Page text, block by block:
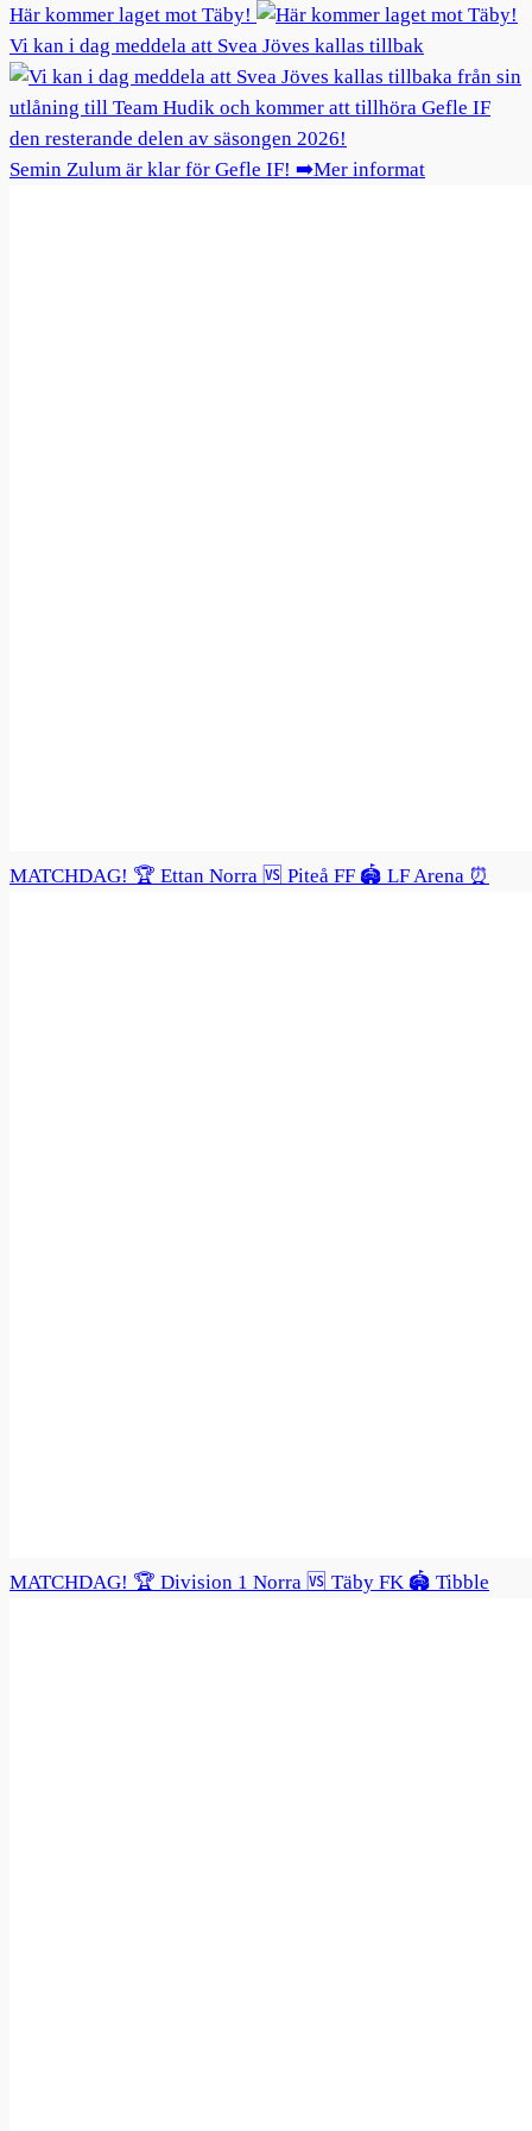
Här kommer laget mot Täby!
Vi kan i dag meddela att Svea Jöves kallas tillbak
Semin Zulum är klar för Gefle IF! ➡️Mer informat
MATCHDAG! 🏆 Ettan Norra 🆚 Piteå FF 🏟️ LF Arena ⏰
MATCHDAG! 🏆 Division 1 Norra 🆚 Täby FK 🏟️ Tibble